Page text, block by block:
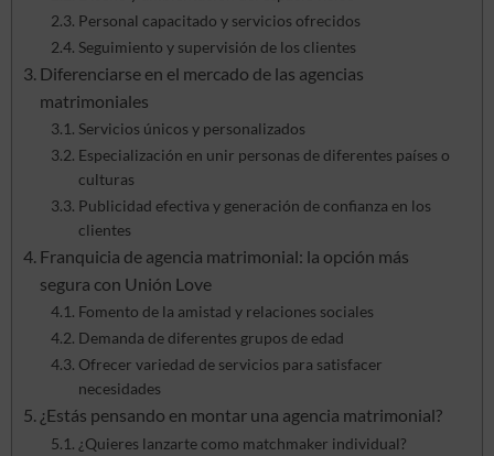
Personal capacitado y servicios ofrecidos
Seguimiento y supervisión de los clientes
Diferenciarse en el mercado de las agencias
matrimoniales
Servicios únicos y personalizados
Especialización en unir personas de diferentes países o
culturas
Publicidad efectiva y generación de confianza en los
clientes
Franquicia de agencia matrimonial: la opción más
segura con Unión Love
Fomento de la amistad y relaciones sociales
Demanda de diferentes grupos de edad
Ofrecer variedad de servicios para satisfacer
necesidades
¿Estás pensando en montar una agencia matrimonial?
¿Quieres lanzarte como matchmaker individual?